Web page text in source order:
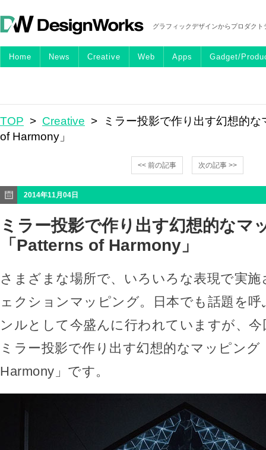
グラフィックデザインからプロダク
Home News Creative Web Apps Gadget/
TOP > Creative > ミラー投影で作り出す幻想的な
of Harmony」
<< 前の記事 次の記事 >>
2014年11月04日
ミラー投影で作り出す幻想的なマ
「Patterns of Harmony」
さまざまな場所で、いろいろな表現で実
ェクションマッピング。日本でも話題を
ンルとして今盛んに行われていますが、
ミラー投影で作り出す幻想的なマッピング
Harmony」です。